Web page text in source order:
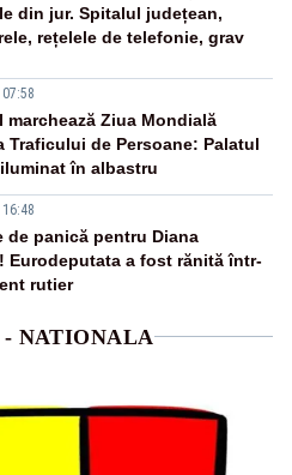
din jur. Spitalul județean,
rețelele de telefonie, grav
marchează Ziua Mondială
Traficului de Persoane: Palatul
în albastru
de panică pentru Diana
Eurodeputata a fost rănită într-
rutier
NATIONALA